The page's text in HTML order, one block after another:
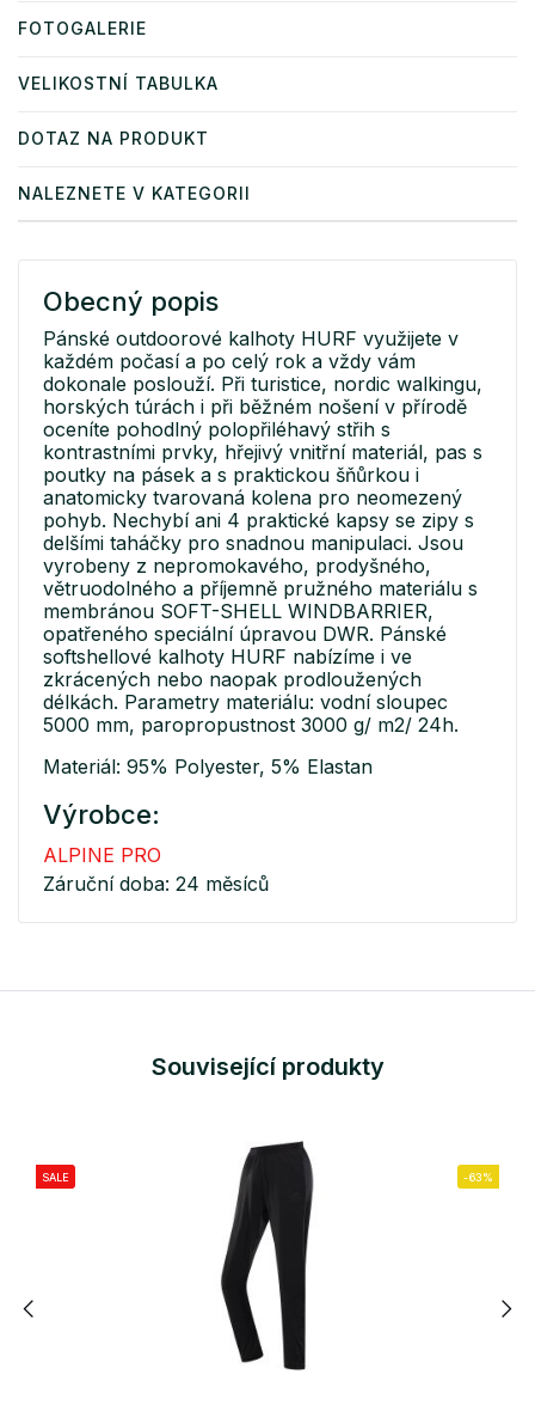
FOTOGALERIE
VELIKOSTNÍ TABULKA
DOTAZ NA PRODUKT
NALEZNETE V KATEGORII
Obecný popis
Pánské outdoorové kalhoty HURF využijete v
každém počasí a po celý rok a vždy vám
dokonale poslouží. Při turistice, nordic walkingu,
horských túrách i při běžném nošení v přírodě
oceníte pohodlný polopřiléhavý střih s
kontrastními prvky, hřejivý vnitřní materiál, pas s
poutky na pásek a s praktickou šňůrkou i
anatomicky tvarovaná kolena pro neomezený
pohyb. Nechybí ani 4 praktické kapsy se zipy s
delšími taháčky pro snadnou manipulaci. Jsou
vyrobeny z nepromokavého, prodyšného,
větruodolného a příjemně pružného materiálu s
membránou SOFT-SHELL WINDBARRIER,
opatřeného speciální úpravou DWR. Pánské
softshellové kalhoty HURF nabízíme i ve
zkrácených nebo naopak prodloužených
délkách. Parametry materiálu: vodní sloupec
5000 mm, paropropustnost 3000 g/ m2/ 24h.
Materiál: 95% Polyester, 5% Elastan
Výrobce:
ALPINE PRO
Záruční doba: 24 měsíců
Související produkty
SALE -63%